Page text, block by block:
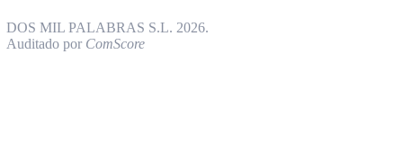
DOS MIL PALABRAS S.L. 2026.
Auditado por ComScore